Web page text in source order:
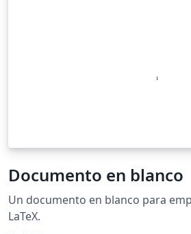
Documento en blanco
Un documento en blanco para
LaTeX.